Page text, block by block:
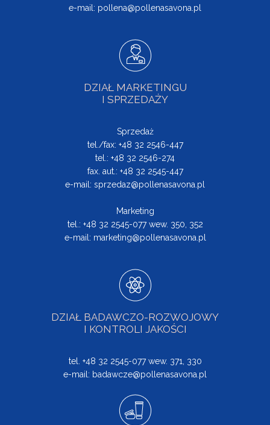
e-mail: pollena@pollenasavona.pl
DZIAŁ MARKETINGU
I SPRZEDAŻY
Sprzedaż
tel./fax: +48 32 2546-447
tel.: +48 32 2546-274
fax. aut.: +48 32 2545-447
e-mail: sprzedaz@pollenasavona.pl
Marketing
tel.: +48 32 2545-077 wew. 350, 352
e-mail: marketing@pollenasavona.pl
DZIAŁ BADAWCZO-ROZWOJOWY
I KONTROLI JAKOŚCI
tel. +48 32 2545-077 wew. 371, 330
e-mail: badawcze@pollenasavona.pl